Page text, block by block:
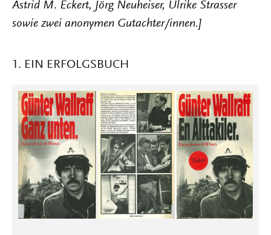
Astrid M. Eckert, Jörg Neuheiser, Ulrike Strasser
sowie zwei anonymen Gutachter/innen.]
1. EIN ERFOLGSBUCH